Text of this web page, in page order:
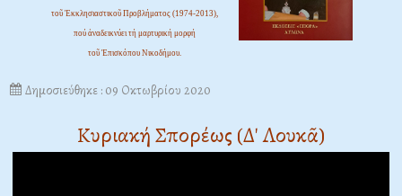
τοῦ Ἐκκλησιαστικοῦ Προβλήματος (1974-2013),
πού ἀναδεικνύει τή μαρτυρική μορφή
τοῦ Ἐπισκόπου Νικοδήμου.
Δημοσιεύθηκε : 09 Οκτωβρίου 2020
Κυριακή Σπορέως (Δ' Λουκᾶ)